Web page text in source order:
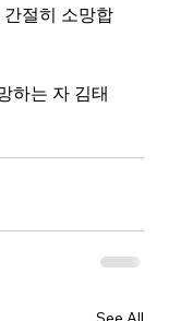
절히 소망합
하는 자 김태